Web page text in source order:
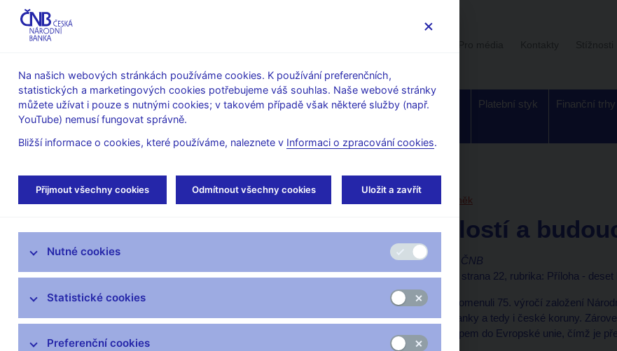
O ČNB
Měnová
politika
Finanční
Dohled a
Bankovky a
Platební styk Finanční trhy
Úvod Veřejnost Servis pro média Autorské články, rozhovory
Tůma Zdeněk
Nad minulostí a
Zdeněk Tůma, guvernér ČNB
(Bankovnictví 23.1.2003 strana 22, rubrika: Příloha -
V roce 2001 jsme si připomenuli 75. výročí založení
vzniku České národní banky a tedy i české koruny.
souvislosti s naším vstupem do Evropské unie, čímž je
Servis pro média
Autorské články, rozhovory
Vystoupení a rozhovory guvernéra
čnBlog
ČNBvlog
Na našich webových stránkách používáme cookies. K používání preferenčních,
statistických a marketingových cookies potřebujeme váš souhlas. Naše webové stránky
můžete užívat i pouze s nutnými cookies; v takovém případě však některé služby (např.
YouTube) nemusí fungovat správně.
Bližší informace o cookies, které používáme, naleznete v Informaci o zpracování cookies.
Přijmout všechny cookies Odmítnout všechny cookies Uložit a zavřít
Nutné cookies
Statistické cookies
Preferenční cookies